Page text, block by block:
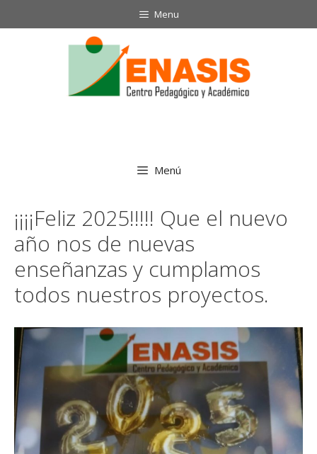
Menu
Menú
¡¡¡¡Feliz 2025!!!!! Que el nuevo
año nos de nuevas
enseñanzas y cumplamos
todos nuestros proyectos.